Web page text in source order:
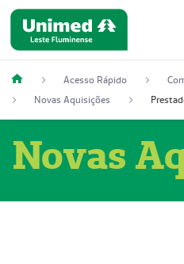
Acesso Rápido
Novas Aquisições
Novas